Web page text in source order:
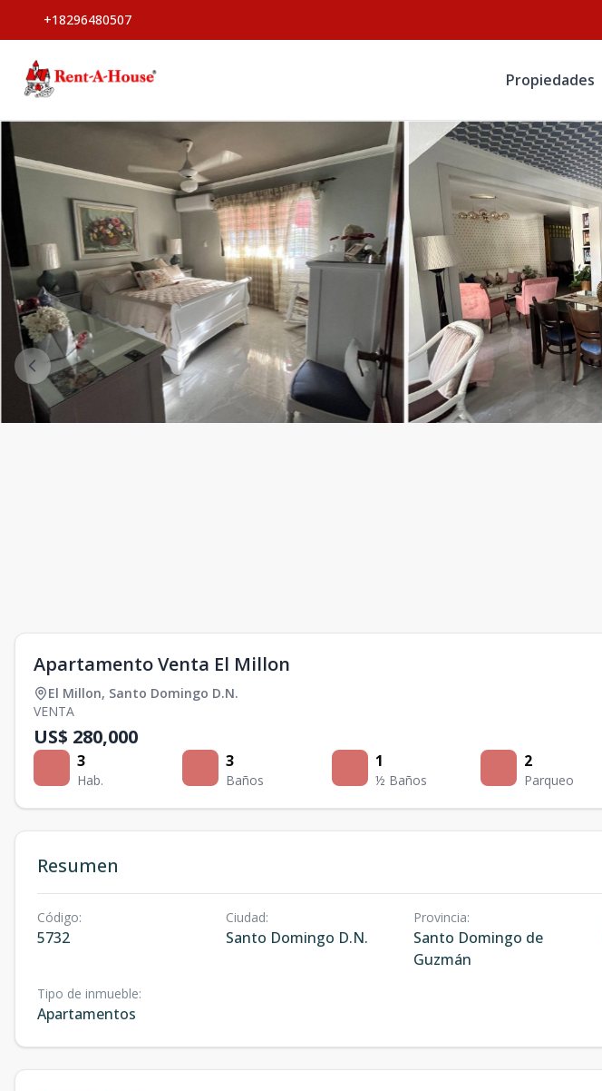
+18296480507
Propiedades
Apartamento Venta El Millon
El Millon, Santo Domingo D.N.
VENTA
US$ 280,000
3
Hab.
3
Baños
1
½ Baños
2
Parqueo
Resumen
Código:
5732
Ciudad:
Santo Domingo D.N.
Provincia:
Santo Domingo de
Guzmán
Tipo de inmueble:
Apartamentos